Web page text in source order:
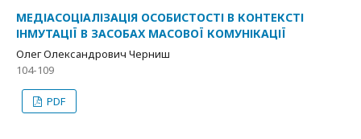
МЕДІАСОЦІАЛІЗАЦІЯ ОСОБИСТОСТІ В КОНТЕКСТІ
ІНМУТАЦІЇ В ЗАСОБАХ МАСОВОЇ КОМУНІКАЦІЇ
Олег Олександрович Черниш
104-109
PDF